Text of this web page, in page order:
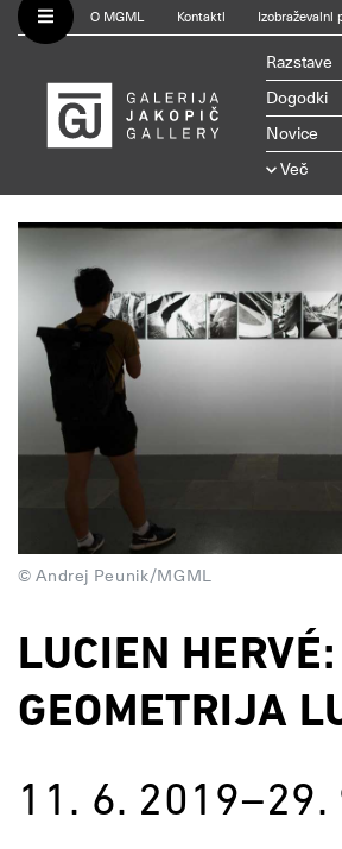
O MGML Kontakti Izobraževalni
Razstave
Dogodki
Novice
Več
© Andrej Peunik/MGML
LUCIEN HERVÉ:
GEOMETRIJA
11. 6. 2019–29.